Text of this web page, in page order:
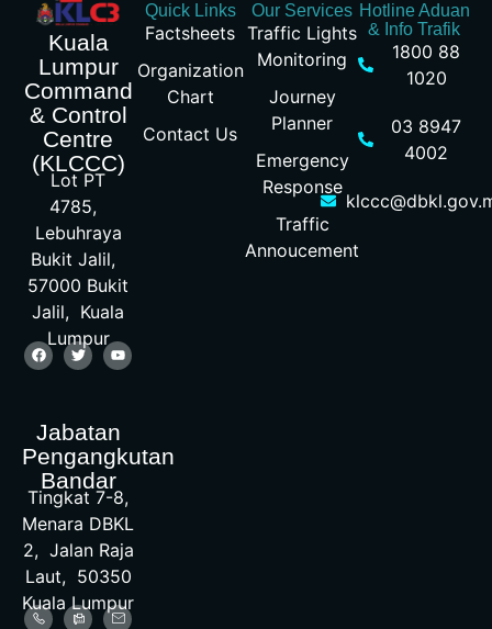
Kuala
Lumpur
Command
& Control
Centre
(KLCCC)
Lot PT
4785,
Lebuhraya
Bukit Jalil,
57000 Bukit
Jalil, Kuala
Lumpur
Jabatan
Pengangkutan
Bandar
Tingkat 7-8,
Menara DBKL
2, Jalan Raja
Laut, 50350
Kuala Lumpur
Quick Links
Factsheets
Organization
Chart
Contact Us
Our Services
Traffic Lights
Monitoring
Journey
Planner
Emergency
Response
Traffic
Annoucement
Hotline Aduan
& Info Trafik
1800 88
1020
03 8947
4002